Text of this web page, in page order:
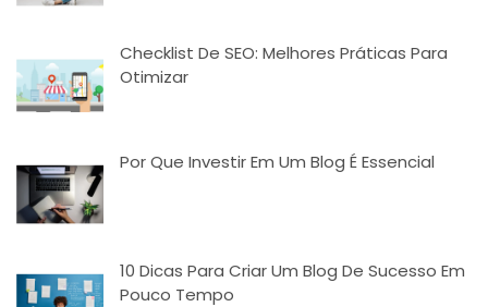
Checklist De SEO: Melhores Práticas Para
Otimizar
Por Que Investir Em Um Blog É Essencial
10 Dicas Para Criar Um Blog De Sucesso Em
Pouco Tempo